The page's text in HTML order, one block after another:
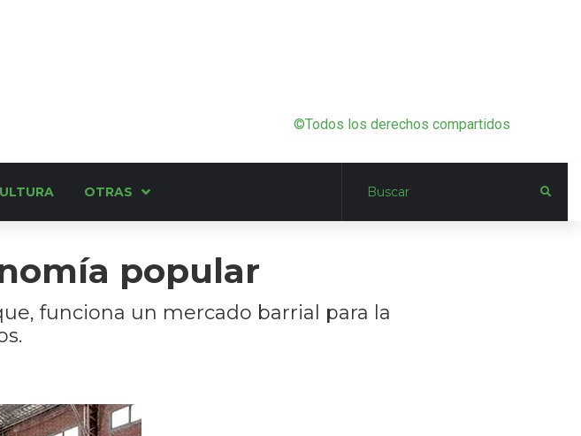
©Todos los derechos compartidos
OTRAS
popular
funciona un mercado barrial para la